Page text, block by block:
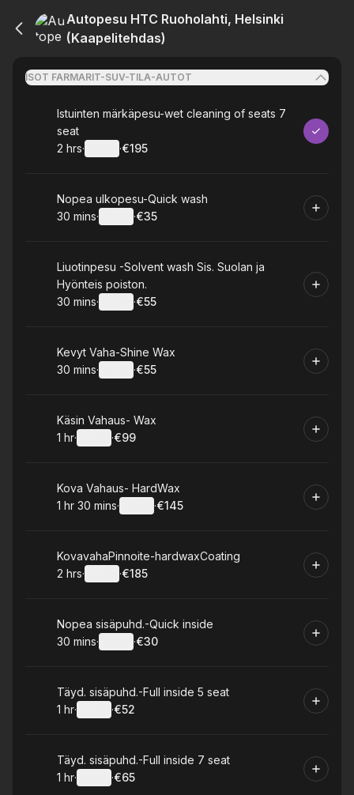
Autopesu HTC Ruoholahti, Helsinki
(Kaapelitehdas)
ISOT FARMARIT-SUV-TILA-AUTOT
Book
Istuinten märkäpesu-wet cleaning of seats 7
seat
. Duration:
2 hrs· ·
.Price
€195
Book
Nopea ulkopesu-Quick wash
.Duration:
30 mins· ·
.Price
€35
Book
Liuotinpesu -Solvent wash Sis. Suolan ja
Hyönteis poiston.
.Duration:
30 mins· ·
.Price
€55
Book
Kevyt Vaha-Shine Wax
.Duration:
30 mins· ·
.Price
€55
Book
Käsin Vahaus- Wax
. Duration :
1 hr· ·
.Price
€99
Book
Kova Vahaus- HardWax
. Duration:
1 hr 30 mins· ·
.Price
€145
Book
KovavahaPinnoite-hardwaxCoating
. Duration:
2 hrs· ·
.Price
€185
Book
Nopea sisäpuhd.-Quick inside
.Duration:
30 mins· ·
.Price
€30
Book
Täyd. sisäpuhd.-Full inside 5 seat
. Duration :
1 hr· ·
.Price
€52
Book
Täyd. sisäpuhd.-Full inside 7 seat
. Duration :
1 hr· ·
.Price
€65